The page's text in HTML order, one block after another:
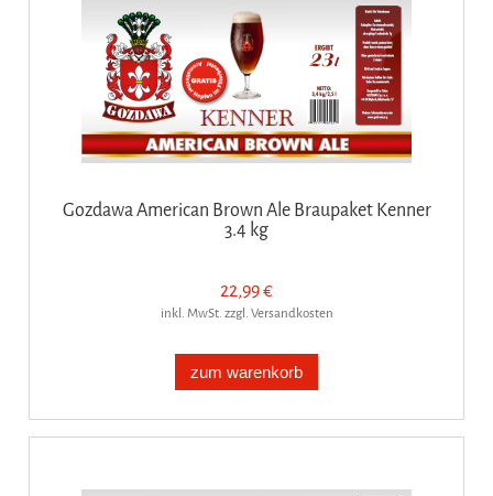
Gozdawa American Brown Ale Braupaket Kenner
3.4 kg
22,99 €
inkl. MwSt. zzgl. Versandkosten
zum warenkorb